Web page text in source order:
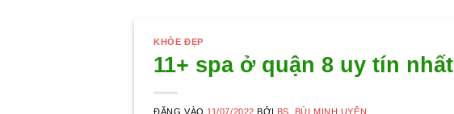
KHỎE ĐẸP
11+ spa ở quận 8 uy tín nhất
ĐĂNG VÀO 11/07/2022 BỞI BS. BÙI MINH UYÊN